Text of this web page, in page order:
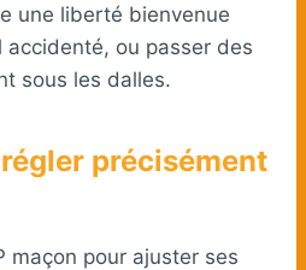
une liberté bienvenue
accidenté, ou passer des
sous les dalles.
précisément
maçon pour ajuster ses